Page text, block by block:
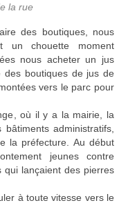
la rue
des boutiques, nous
un chouette moment
nous acheter un jus
des boutiques de jus de
vers le parc pour
où il y a la mairie, la
administratifs,
la préfecture. Au début
jeunes contre
qui lançaient des pierres
à toute vitesse vers le